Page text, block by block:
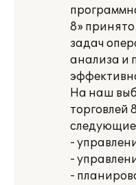
8»
задач
анализа и
На наш
торговлей
следующие
-
-
-